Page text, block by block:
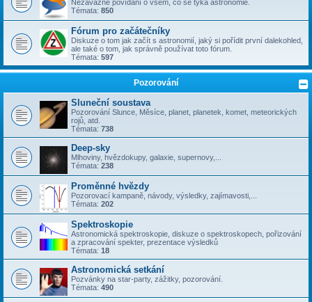
Nezávazné povídání o všem, co se týka astronomie.
Témata: 850
Fórum pro začátečníky
Diskuze o tom jak začít s astronomií, jaký si pořídit první dalekohled,
ale také o tom, jak správně používat toto fórum.
Témata: 597
Pozorování
Sluneční soustava
Pozorování Slunce, Měsíce, planet, planetek, komet, meteorických
rojů, atd.
Témata: 738
Deep-sky
Mlhoviny, hvězdokupy, galaxie, supernovy,...
Témata: 238
Proměnné hvězdy
Pozorovací kampaně, návody, výsledky, zajímavosti,...
Témata: 202
Spektroskopie
Astronomická spektroskopie, diskuze o spektroskopech, pořizování
a zpracování spekter, prezentace výsledků
Témata: 18
Astronomická setkání
Pozvánky na star-party, zážitky, pozorování.
Témata: 490